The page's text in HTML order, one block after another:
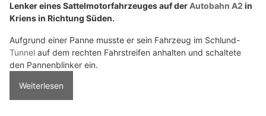
Lenker eines Sattelmotorfahrzeuges auf derAutobahn A2 in
Kriens in Richtung Süden.
Aufgrund einer Panne musste er sein Fahrzeug im Schlund-
Tunnel auf dem rechten Fahrstreifen anhalten und schaltete
den Pannenblinker ein.
Weiterlesen